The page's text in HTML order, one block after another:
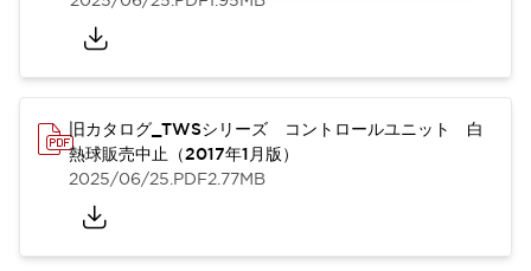
旧カタログ_TWSシリーズ コントロールユニット 白
熱球販売中止（2017年1月版）
2025/06/25.PDF2.77MB